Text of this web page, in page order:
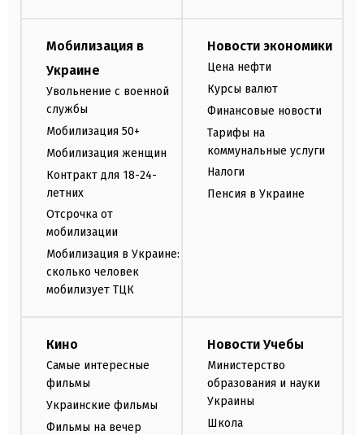
Мобилизация в
Украине
Увольнение с военной
службы
Мобилизация 50+
Мобилизация женщин
Контракт для 18-24-
летних
Отсрочка от
мобилизации
Мобилизация в Украине:
сколько человек
мобилизует ТЦК
Новости экономики
Цена нефти
Курсы валют
Финансовые новости
Тарифы на
коммунальные услуги
Налоги
Пенсия в Украине
Кино
Самые интересные
фильмы
Украинские фильмы
Фильмы на вечер
Новости Учебы
Министерство
образования и науки
Украины
Школа